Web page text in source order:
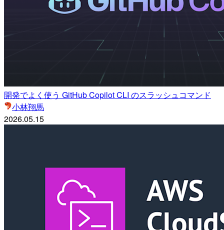
開発でよく使う GitHub Copilot CLI のスラッシュコマンド
小林翔馬
2026.05.15